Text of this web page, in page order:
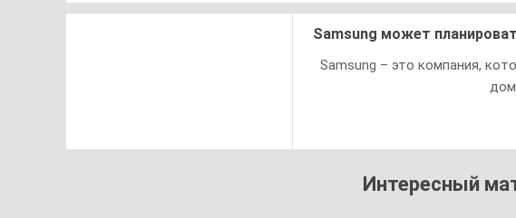
Samsung может
Samsung – это компания,
Интересный